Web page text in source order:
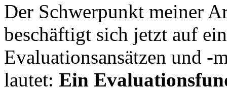
Der Schwerpunkt meiner
beschäftigt sich jetzt auf
Evaluationsansätzen und -
lautet: Ein